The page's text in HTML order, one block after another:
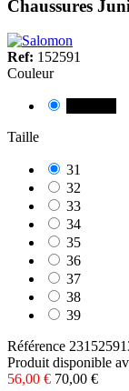
Chaussures
Ref: 152591
Couleur
Taille
31
32
33
34
35
36
37
38
39
Référence
Produit disponible
56,00 € 70,00 €